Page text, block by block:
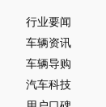
行业要闻
车辆资讯
车辆导购
汽车科技